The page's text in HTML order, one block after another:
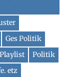
Ges Politik
Playlist
Politik
etz